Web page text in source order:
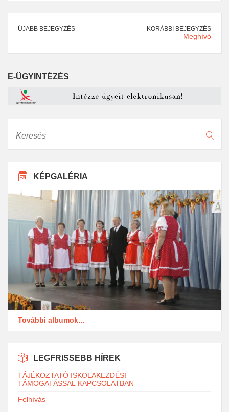
ÚJABB BEJEGYZÉS KORÁBBI BEJEGYZÉS
Meghívó
E-ÜGYINTÉZÉS
KÉPGALÉRIA
További albumok...
LEGFRISSEBB HÍREK
TÁJÉKOZTATÓ ISKOLAKEZDÉSI
TÁMOGATÁSSAL KAPCSOLATBAN
Felhívás